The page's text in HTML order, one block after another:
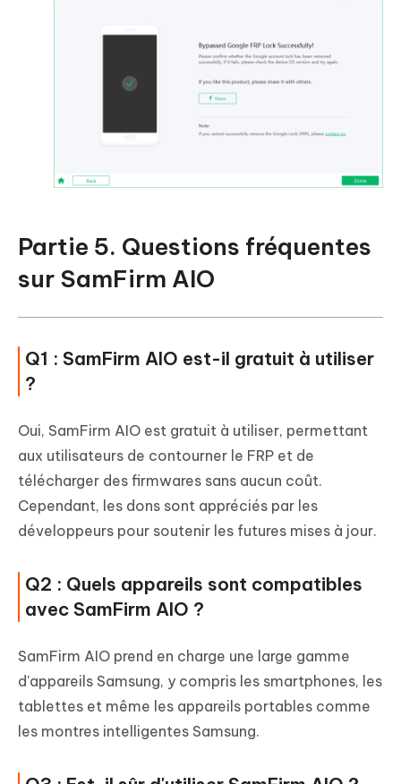
Partie 5. Questions fréquentes
sur SamFirm AIO
Q1 : SamFirm AIO est-il gratuit à utiliser
?
Oui, SamFirm AIO est gratuit à utiliser, permettant
aux utilisateurs de contourner le FRP et de
télécharger des firmwares sans aucun coût.
Cependant, les dons sont appréciés par les
développeurs pour soutenir les futures mises à jour.
Q2 : Quels appareils sont compatibles
avec SamFirm AIO ?
SamFirm AIO prend en charge une large gamme
d'appareils Samsung, y compris les smartphones, les
tablettes et même les appareils portables comme
les montres intelligentes Samsung.